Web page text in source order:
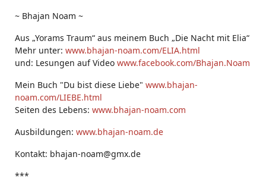
~ Bhajan Noam ~
Aus „Yorams Traum“ aus meinem Buch „Die Nacht mit Elia“
Mehr unter: www.bhajan-noam.com/ELIA.html
und: Lesungen auf Video www.facebook.com/Bhajan.Noam
Mein Buch "Du bist diese Liebe" www.bhajan-
noam.com/LIEBE.html
Seiten des Lebens: www.bhajan-noam.com
Ausbildungen: www.bhajan-noam.de
Kontakt: bhajan-noam@gmx.de
***